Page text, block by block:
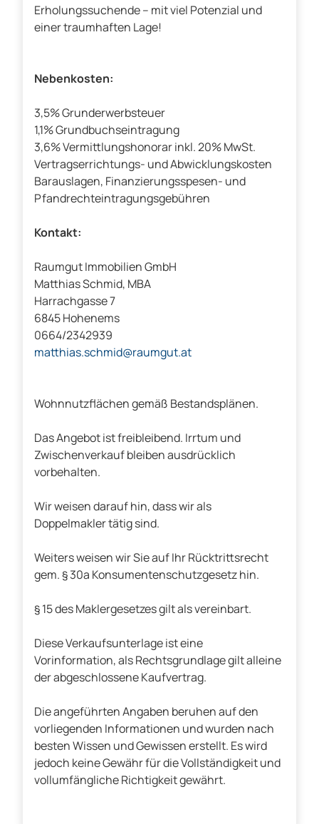
Erholungssuchende – mit viel Potenzial und
einer traumhaften Lage!
Nebenkosten:
3,5% Grunderwerbsteuer
1,1% Grundbuchseintragung
3,6% Vermittlungshonorar inkl. 20% MwSt.
Vertragserrichtungs- und Abwicklungskosten
Barauslagen, Finanzierungsspesen- und
Pfandrechteintragungsgebühren
Kontakt:
Raumgut Immobilien GmbH
Matthias Schmid, MBA
Harrachgasse 7
6845 Hohenems
0664/2342939
matthias.schmid@raumgut.at
Wohnnutzflächen gemäß Bestandsplänen.
Das Angebot ist freibleibend. Irrtum und
Zwischenverkauf bleiben ausdrücklich
vorbehalten.
Wir weisen darauf hin, dass wir als
Doppelmakler tätig sind.
Weiters weisen wir Sie auf Ihr Rücktrittsrecht
gem. § 30a Konsumentenschutzgesetz hin.
§ 15 des Maklergesetzes gilt als vereinbart.
Diese Verkaufsunterlage ist eine
Vorinformation, als Rechtsgrundlage gilt alleine
der abgeschlossene Kaufvertrag.
Die angeführten Angaben beruhen auf den
vorliegenden Informationen und wurden nach
besten Wissen und Gewissen erstellt. Es wird
jedoch keine Gewähr für die Vollständigkeit und
vollumfängliche Richtigkeit gewährt.